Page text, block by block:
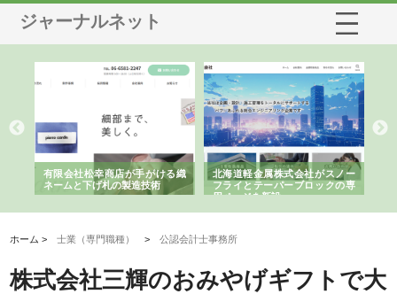
ジャーナルネット
株式会社耕文社が品川で実現す
る販促物製作から配送までワン
ストップ対応
株式会社ナカモトがホテルや店
舗の内装改修で選ばれ続ける理
由
ホーム >士業（専門職種） >公認会計士事務所
株式会社三輝のおみやげギフトで大